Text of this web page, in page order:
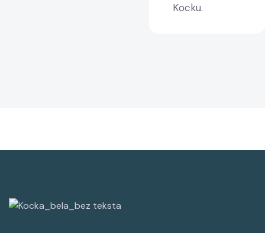
Kocku.